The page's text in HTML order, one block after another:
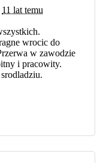
11 lat temu
wrocic do
w zawodzie
i pracowity.